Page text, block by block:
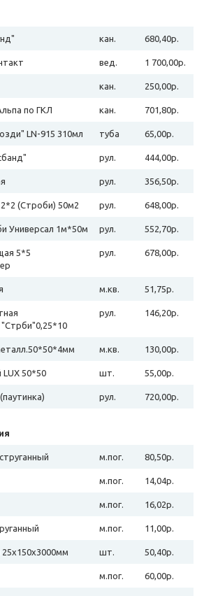
кан. 680,40р.
вед. 1 700,00р.
кан. 250,00р.
по ГКЛ кан. 701,80р.
LN-915 310мл туба 65,00р.
рул. 444,00р.
рул. 356,50р.
(Строби) 50м2 рул. 648,00р.
Универсал 1м*50м рул. 552,70р.
5*5
рул. 678,00р.
м.кв. 51,75р.
"Стрби"0,25*10
рул. 146,20р.
м.кв. 130,00р.
50*50 шт. 55,00р.
рул. 720,00р.
м.пог. 80,50р.
м.пог. 14,04р.
м.пог. 16,02р.
м.пог. 11,00р.
шт. 50,40р.
м.пог. 60,00р.